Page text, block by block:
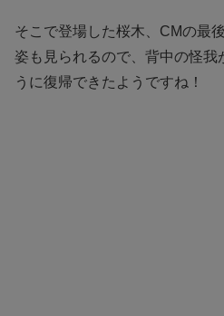
そこで登場した桜木、CMの最
姿も見られるので、背中の怪我
うに復帰できたようですね！